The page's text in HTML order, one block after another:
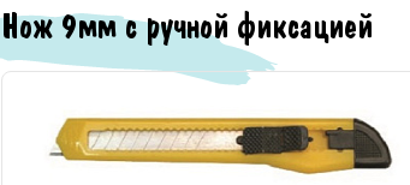
Нож 9мм с ручной фиксацией